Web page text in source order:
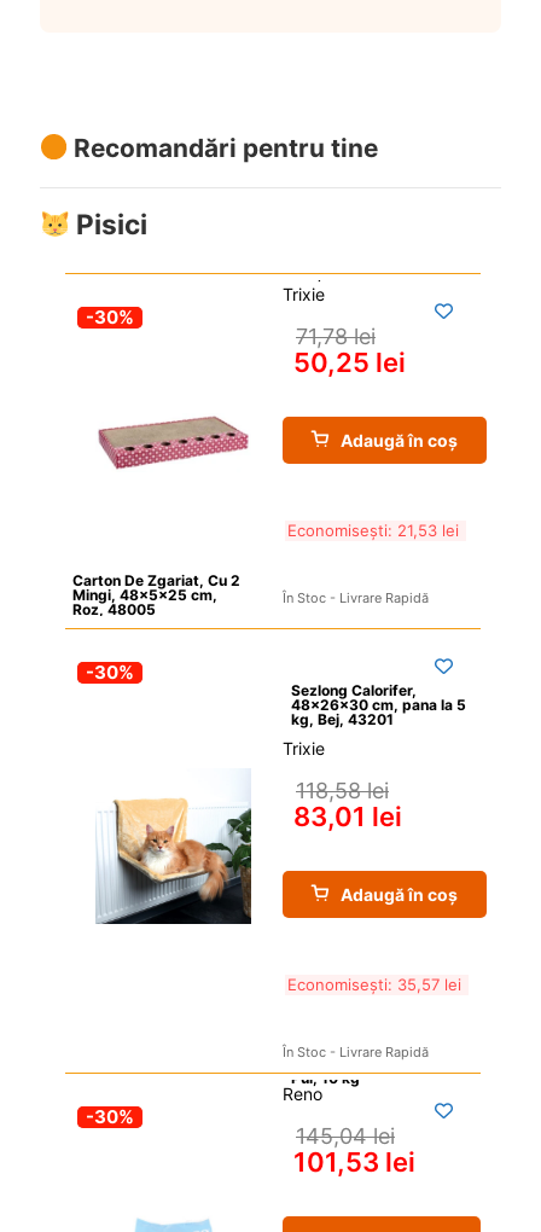
Recomandări pentru tine
Pisici
-30%
Carton De Zgariat, Cu 2
Mingi, 48x5x25 cm,
Roz, 48005
Trixie
71,78 lei
50,25 lei
Adaugă în coș
Economisești: 21,53 lei
În Stoc - Livrare Rapidă
-30%
Sezlong Calorifer,
48x26x30 cm, pana la 5
kg, Bej, 43201
Trixie
118,58 lei
83,01 lei
Adaugă în coș
Economisești: 35,57 lei
În Stoc - Livrare Rapidă
-30%
Reno
145,04 lei
101,53 lei